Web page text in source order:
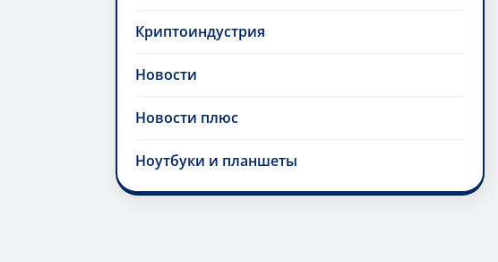
Криптоиндустрия
Новости
Новости плюс
Ноутбуки и планшеты